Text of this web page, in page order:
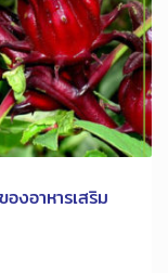
งอาหารเสริม